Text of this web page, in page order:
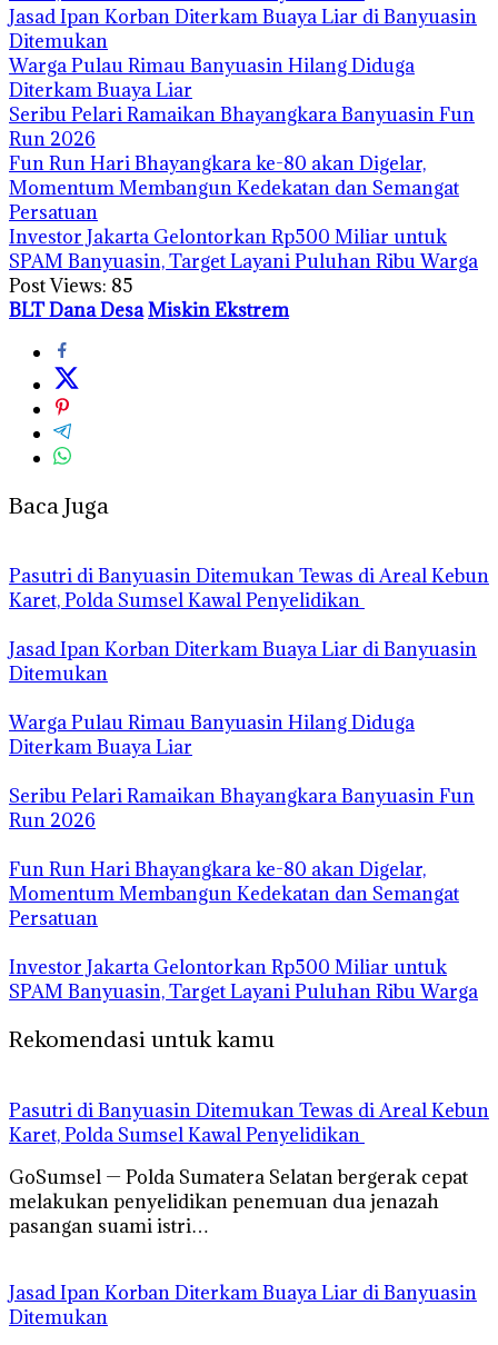
Jasad Ipan Korban Diterkam Buaya Liar di Banyuasin
Ditemukan
Warga Pulau Rimau Banyuasin Hilang Diduga
Diterkam Buaya Liar
Seribu Pelari Ramaikan Bhayangkara Banyuasin Fun
Run 2026
Fun Run Hari Bhayangkara ke-80 akan Digelar,
Momentum Membangun Kedekatan dan Semangat
Persatuan
Investor Jakarta Gelontorkan Rp500 Miliar untuk
SPAM Banyuasin, Target Layani Puluhan Ribu Warga
Post Views: 85
BLT Dana DesaMiskin Ekstrem
Baca Juga
Pasutri di Banyuasin Ditemukan Tewas di Areal Kebun
Karet, Polda Sumsel Kawal Penyelidikan
Jasad Ipan Korban Diterkam Buaya Liar di Banyuasin
Ditemukan
Warga Pulau Rimau Banyuasin Hilang Diduga
Diterkam Buaya Liar
Seribu Pelari Ramaikan Bhayangkara Banyuasin Fun
Run 2026
Fun Run Hari Bhayangkara ke-80 akan Digelar,
Momentum Membangun Kedekatan dan Semangat
Persatuan
Investor Jakarta Gelontorkan Rp500 Miliar untuk
SPAM Banyuasin, Target Layani Puluhan Ribu Warga
Rekomendasi untuk kamu
Pasutri di Banyuasin Ditemukan Tewas di Areal Kebun
Karet, Polda Sumsel Kawal Penyelidikan
GoSumsel — Polda Sumatera Selatan bergerak cepat
melakukan penyelidikan penemuan dua jenazah
pasangan suami istri…
Jasad Ipan Korban Diterkam Buaya Liar di Banyuasin
Ditemukan